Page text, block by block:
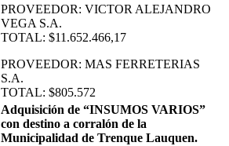
PROVEEDOR: VICTOR ALEJANDRO
VEGA S.A.
TOTAL: $11.652.466,17
PROVEEDOR: MAS FERRETERIAS
S.A.
TOTAL: $805.572
Adquisición de “INSUMOS VARIOS”
con destino a corralón de la
Municipalidad de Trenque Lauquen.